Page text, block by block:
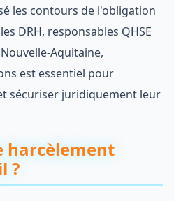
les contours de l'obligation
DRH, responsables QHSE
Aquitaine,
est essentiel pour
sécuriser juridiquement leur
harcèlement
?